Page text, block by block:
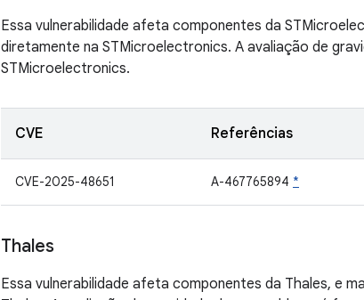
Essa vulnerabilidade afeta componentes da
diretamente na STMicroelectronics. A avaliação de
STMicroelectronics.
CVE Referências
CVE-2025-48651 A-467765894 *
Thales
Essa vulnerabilidade afeta componentes da Thales, e